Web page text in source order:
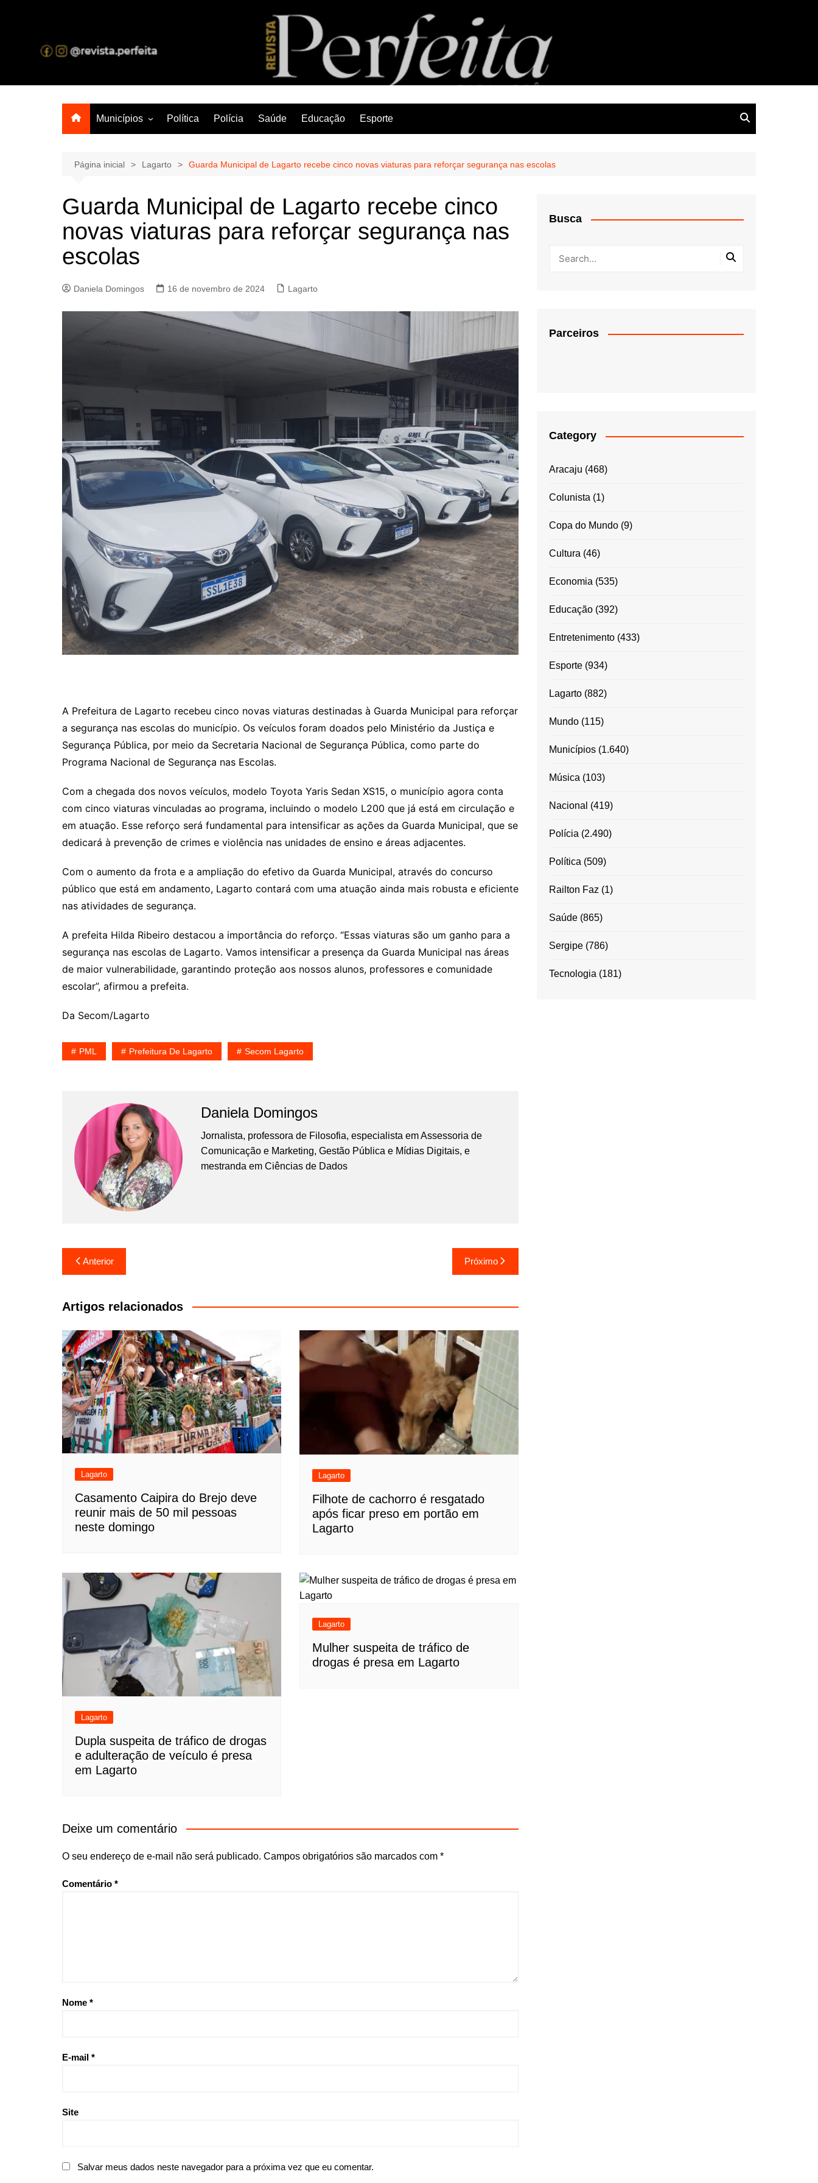
Revista Perfeita
A melhor revista eletrônica do interior de Sergipe
Municípios
Lagarto
Política Polícia Saúde Educação Esporte
Página inicial Lagarto Guarda Municipal de Lagarto recebe cinco novas viaturas para reforçar segurança nas escolas
Guarda Municipal de Lagarto recebe cinco
novas viaturas para reforçar segurança nas
escolas
Daniela Domingos 16 de novembro de 2024 Lagarto
A Prefeitura de Lagarto recebeu cinco novas viaturas destinadas à Guarda Municipal para reforçar
a segurança nas escolas do município. Os veículos foram doados pelo Ministério da Justiça e
Segurança Pública, por meio da Secretaria Nacional de Segurança Pública, como parte do
Programa Nacional de Segurança nas Escolas.
Com a chegada dos novos veículos, modelo Toyota Yaris Sedan XS15, o município agora conta
com cinco viaturas vinculadas ao programa, incluindo o modelo L200 que já está em circulação e
em atuação. Esse reforço será fundamental para intensificar as ações da Guarda Municipal, que se
dedicará à prevenção de crimes e violência nas unidades de ensino e áreas adjacentes.
Com o aumento da frota e a ampliação do efetivo da Guarda Municipal, através do concurso
público que está em andamento, Lagarto contará com uma atuação ainda mais robusta e eficiente
nas atividades de segurança.
A prefeita Hilda Ribeiro destacou a importância do reforço. “Essas viaturas são um ganho para a
segurança nas escolas de Lagarto. Vamos intensificar a presença da Guarda Municipal nas áreas
de maior vulnerabilidade, garantindo proteção aos nossos alunos, professores e comunidade
escolar”, afirmou a prefeita.
Da Secom/Lagarto
PML Prefeitura De Lagarto Secom Lagarto
Daniela Domingos
Jornalista, professora de Filosofia, especialista em Assessoria de
Comunicação e Marketing, Gestão Pública e Mídias Digitais, e
mestranda em Ciências de Dados
Navegação
de
Post
Anterior Próximo
Artigos relacionados
Lagarto
Casamento Caipira do Brejo deve
reunir mais de 50 mil pessoas
neste domingo
Lagarto
Filhote de cachorro é resgatado
após ficar preso em portão em
Lagarto
Lagarto
Dupla suspeita de tráfico de drogas
e adulteração de veículo é presa
em Lagarto
Lagarto
Mulher suspeita de tráfico de
drogas é presa em Lagarto
Deixe um comentário
O seu endereço de e-mail não será publicado. Campos obrigatórios são marcados com *
Comentário *
Nome *
E-mail *
Site
Salvar meus dados neste navegador para a próxima vez que eu comentar.
Busca
Parceiros
Category
Aracaju (468)
Colunista (1)
Copa do Mundo (9)
Cultura (46)
Economia (535)
Educação (392)
Entretenimento (433)
Esporte (934)
Lagarto (882)
Mundo (115)
Municípios (1.640)
Música (103)
Nacional (419)
Polícia (2.490)
Política (509)
Railton Faz (1)
Saúde (865)
Sergipe (786)
Tecnologia (181)